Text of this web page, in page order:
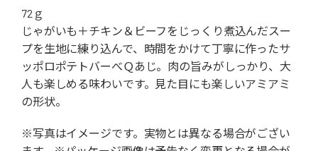
72ｇ
じゃがいも＋チキン＆ビーフをじっくり煮込んだスー
プを生地に練り込んで、時間をかけて丁寧に作ったサ
ッポロポテトバーべＱあじ。肉の旨みがしっかり、大
人も楽しめる味わいです。見た目にも楽しいアミアミ
の形状。
※写真はイメージです。実物とは異なる場合がござい